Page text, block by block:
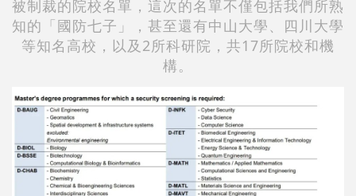
被制裁的院校名單，這次的名單不僅包括我們所熟
知的「國防七子」，甚至還有中山大學、四川大學
等知名高校，以及2所科研院，共17所院校和機
構。